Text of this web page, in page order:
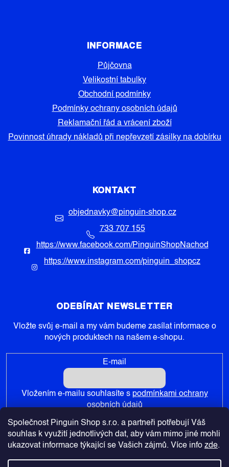
Společnost Pinguin Shop s.r.o. a partneři potřebují Váš
souhlas k využití jednotlivých dat, aby vám mimo jiné mohli
ukazovat informace týkající se Vašich zájmů. Více info zde.
INFORMACE
Půjčovna
Velikostní tabulky
Obchodní podmínky
Podmínky ochrany osobních údajů
Reklamační řád a vrácení zboží
Povinnost úhrady nákladů při nepřevzetí zásilky na dobírku
KONTAKT
objednavky@pinguin-shop.cz
733 707 155
https://www.facebook.com/PinguinShopNachod
https://www.instagram.com/pinguin_shopcz
ODEBÍRAT NEWSLETTER
Vložte svůj e-mail a my vám budeme zasílat informace o
nových produktech na našem e-shopu.
E-mail
Vložením e-mailu souhlasíte s podmínkami ochrany
osobních údajů
PŘIHLÁSIT SE